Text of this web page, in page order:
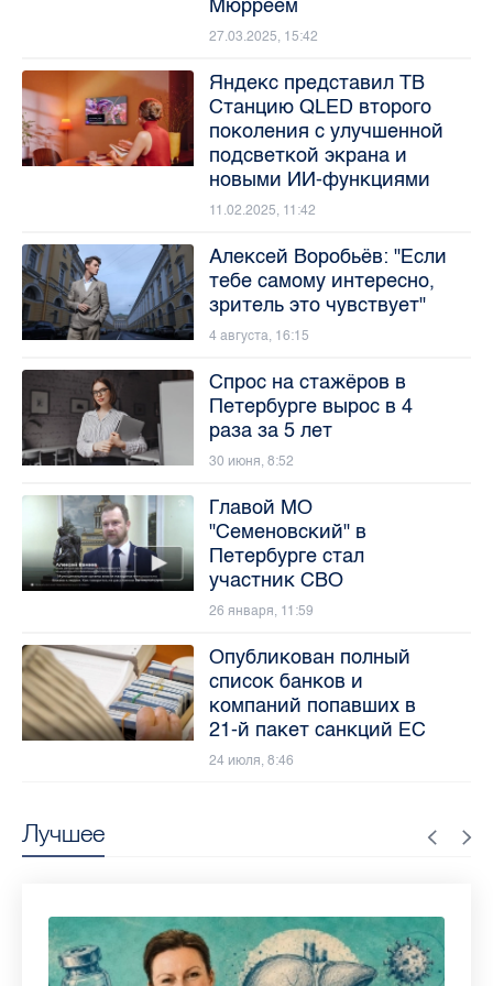
Лучшее
Мюрреем
27.03.2025, 15:42
Яндекс представил ТВ
Станцию QLED второго
поколения с улучшенной
подсветкой экрана и
новыми ИИ-функциями
11.02.2025, 11:42
Алексей Воробьёв: "Если
тебе самому интересно,
зритель это чувствует"
4 августа, 16:15
Спрос на стажёров в
Петербурге вырос в 4
раза за 5 лет
30 июня, 8:52
Главой МО
"Семеновский" в
Петербурге стал
участник СВО
26 января, 11:59
Опубликован полный
список банков и
компаний попавших в
21-й пакет санкций ЕС
24 июля, 8:46